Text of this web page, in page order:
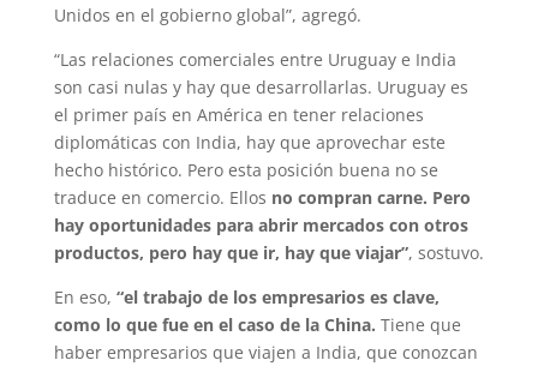
Unidos en el gobierno global”, agregó.
“Las relaciones comerciales entre Uruguay e India
son casi nulas y hay que desarrollarlas. Uruguay es
el primer país en América en tener relaciones
diplomáticas con India, hay que aprovechar este
hecho histórico. Pero esta posición buena no se
traduce en comercio. Ellos no compran carne. Pero
hay oportunidades para abrir mercados con otros
productos, pero hay que ir, hay que viajar”, sostuvo.
En eso, “el trabajo de los empresarios es clave,
como lo que fue en el caso de la China. Tiene que
haber empresarios que viajen a India, que conozcan